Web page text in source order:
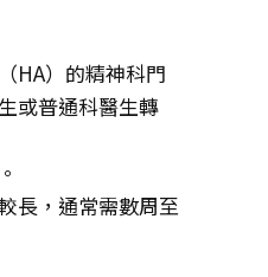
HA）的精神科門
或普通科醫生轉
長，通常需數周至